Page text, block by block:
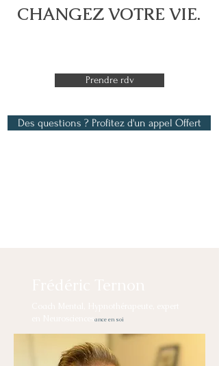
CHANGEZ VOTRE VIE.
Co. c'est exactement làaching confiae en soi
Prendre rdv
Des questions ? Profitez d'un appel Offert
ance en soi